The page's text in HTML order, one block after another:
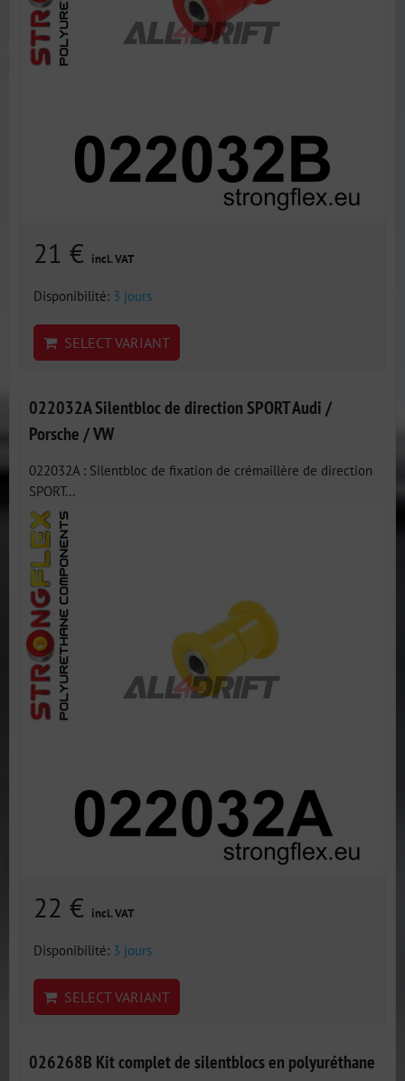
21 € incl. VAT
Disponibilité: 3 jours
SELECT VARIANT
022032A Silentbloc de direction SPORT Audi /
Porsche / VW
022032A : Silentbloc de fixation de crémaillère de direction
SPORT...
22 € incl. VAT
Disponibilité: 3 jours
SELECT VARIANT
026268B Kit complet de silentblocs en polyuréthane